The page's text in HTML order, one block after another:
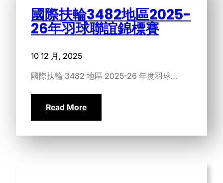
國際扶輪3482地區2025-
26年羽球聯誼錦標賽
10 12 月, 2025
國際扶輪 3482 地區 2025-26 年度羽球…
Read More